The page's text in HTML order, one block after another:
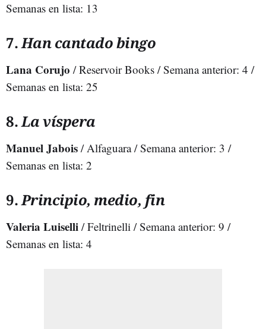
Semanas en lista: 13
7.Han cantado bingo
Lana Corujo / Reservoir Books / Semana anterior: 4 /
Semanas en lista: 25
8.La víspera
Manuel Jabois / Alfaguara / Semana anterior: 3 /
Semanas en lista: 2
9.Principio, medio, fin
Valeria Luiselli / Feltrinelli / Semana anterior: 9 /
Semanas en lista: 4